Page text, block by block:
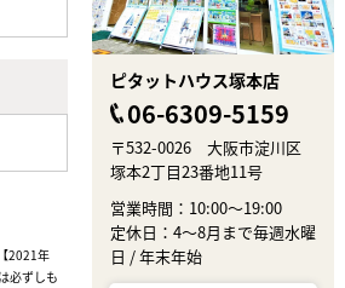
2021年
必ずしも
ピタットハウス塚本店
06-6309-5159
〒532-0026 大阪市淀川区
塚本2丁目23番地11号
営業時間：10:00～19:00
定休日：4～8月まで毎週水曜
日 / 年末年始